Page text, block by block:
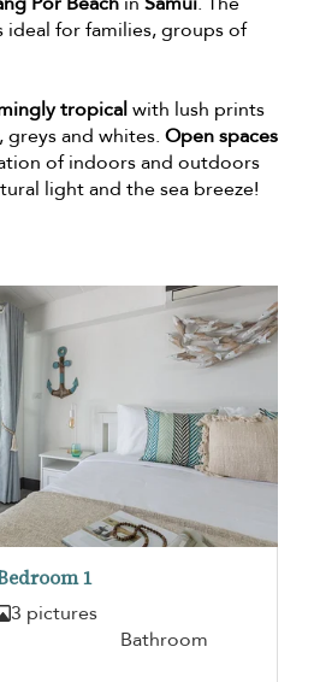
ideal for families, groups of
tropicalwith lush prints
and whites. Open spaces
of indoors and outdoors
light and the sea breeze!
1
3 pictures
Bathroom